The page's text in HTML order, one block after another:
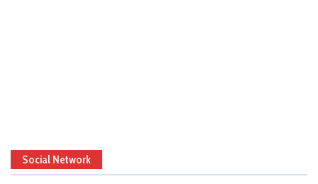
Social Network